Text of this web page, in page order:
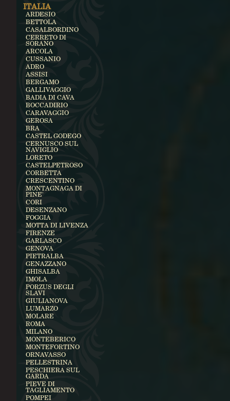
ITALIA
ARDESIO
BETTOLA
CASALBORDINO
CERRETO DI
SORANO
ARCOLA
CUSSANIO
ADRO
ASSISI
BERGAMO
GALLIVAGGIO
BADIA DI CAVA
BOCCADIRIO
CARAVAGGIO
GEROSA
BRA
CASTEL GODEGO
CERNUSCO SUL
NAVIGLIO
LORETO
CASTELPETROSO
CORBETTA
CRESCENTINO
MONTAGNAGA DI
PINE'
CORI
DESENZANO
FOGGIA
MOTTA DI LIVENZA
FIRENZE
GARLASCO
GENOVA
PIETRALBA
GENAZZANO
GHISALBA
IMOLA
PORZUS DEGLI
SLAVI
GIULIANOVA
LUMARZO
MOLARE
ROMA
MILANO
MONTEBERICO
MONTEFORTINO
ORNAVASSO
PELLESTRINA
PESCHIERA SUL
GARDA
PIEVE DI
TAGLIAMENTO
POMPEI